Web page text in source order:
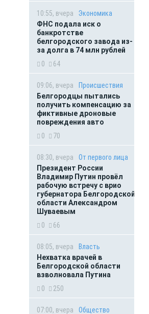
10:55, вчера
Экономика
ФНС подала иск о
банкротстве
белгородского завода из-
за долга в 74 млн рублей
0
64
09:06, вчера
Происшествия
Белгородцы пытались
получить компенсацию за
фиктивные дроновые
повреждения авто
0
70
08:30, вчера
От первого лица
Президент России
Владимир Путин провёл
рабочую встречу с врио
губернатора Белгородской
области Александром
Шуваевым
0
66
08:05, вчера
Власть
Нехватка врачей в
Белгородской области
взволновала Путина
0
250
07:00, вчера
Общество